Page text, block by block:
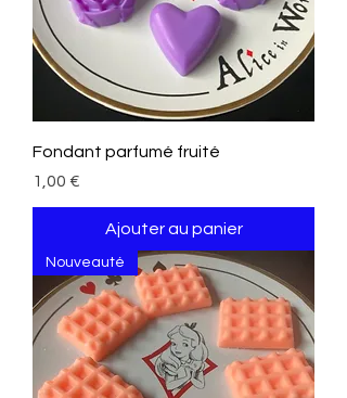
Fondant parfumé fruité
Prix
1,00 €
Ajouter au panier
Nouveauté